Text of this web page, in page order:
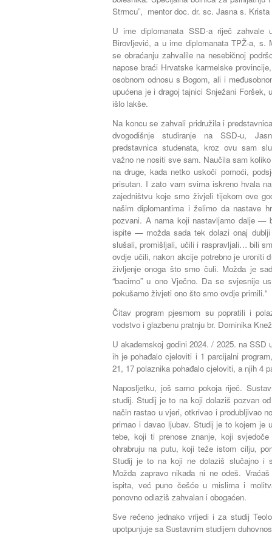
Strmcu”, mentor doc. dr. sc. Jasna s.
U ime diplomanata SSD-a riječ zahvale
Birovljević, a u ime diplomanata TPŽ-a, s.
se obraćanju zahvalile na nesebičnoj
napose braći Hrvatske karmelske
osobnom odnosu s Bogom, ali i
upućena je i dragoj tajnici Snježani
išlo lakše.
Na koncu se zahvali pridružila i
dvogodišnje studiranje na SSD-u,
predstavnica studenata, kroz ovu sam
važno ne nositi sve sam. Naučila sam
na druge, kada netko uskoči pomoći,
prisutan. I zato vam svima iskreno hvala
zajedništvu koje smo živjeli tijekom ove
našim diplomantima i želimo da nastave
pozvani. A nama koji nastavljamo dalje —
ispite — možda sada tek dolazi onaj
slušali, promišljali, učili i raspravljali… bili
ovdje učili, nakon akcije potrebno je
življenje onoga što smo čuli. Možda je
“bacimo” u ono Vječno. Da se svjesnije
pokušamo živjeti ono što smo ovdje primili.“
Čitav program pjesmom su popratili i
vodstvo i glazbenu pratnju br. Dominika
U akademskoj godini 2024. / 2025. na SSD
ih je pohađalo cjeloviti i 1 parcijalni
21, 17 polaznika pohađalo cjeloviti, a njih 4
Naposljetku, još samo pokoja riječ.
studij. Studij je to na koji dolaziš pozvan
način rastao u vjeri, otkrivao i produbljivao
primao i davao ljubav. Studij je to kojem je
tebe, koji ti prenose znanje, koji
ohrabruju na putu, koji teže istom cilju,
Studij je to na koji ne dolaziš slučajno i
Možda zapravo nikada ni ne odeš.
ispita, već puno češće u mislima i
ponovno odlaziš zahvalan i obogaćen.
Sve rečeno jednako vrijedi i za studij
upotpunjuje sa Sustavnim studijem